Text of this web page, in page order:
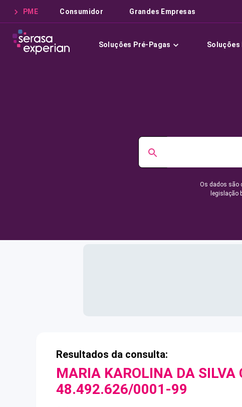
PME Consumidor Grandes Empresas
Soluções Pré-Pagas Soluções
Os dados são
legislação
Resultados da consulta:
MARIA KAROLINA DA SILVA
48.492.626/0001-99